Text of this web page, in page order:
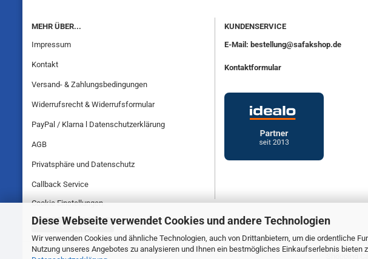
Diese Webseite verwendet Cookies und andere Technologien
Wir verwenden Cookies und ähnliche Technologien, auch von Drittanbietern, um die ordentliche
Nutzung unseres Angebotes zu analysieren und Ihnen ein bestmögliches Einkaufserlebnis bieten
MEHR ÜBER...
Impressum
Kontakt
Versand- & Zahlungsbedingungen
Widerrufsrecht & Widerrufsformular
PayPal / Klarna l Datenschutzerklärung
AGB
Privatsphäre und Datenschutz
Callback Service
Cookie Einstellungen
KUNDENSERVICE
E-Mail: bestellung@safakshop.de
Kontaktformular
Vertrag widerrufen